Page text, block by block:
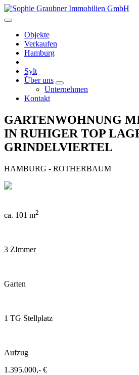
Objekte
Verkaufen
Hamburg
Sylt
Über uns
Unternehmen
Kontakt
GARTENWOHNUNG
IN RUHIGER TOP
GRINDELVIERTEL
HAMBURG - ROTHERBAUM
ca. 101 m2
3 ZImmer
Garten
1 TG Stellplatz
Aufzug
1.395.000,- €